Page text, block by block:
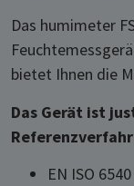
Das humimeter
bietet Ihnen die
Das Gerät ist
EN ISO